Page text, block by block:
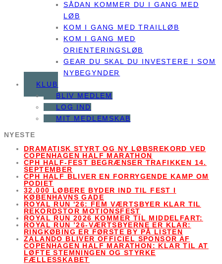
SÅDAN KOMMER DU I GANG MED
LØB
KOM I GANG MED TRAILLØB
KOM I GANG MED
ORIENTERINGSLØB
GEAR DU SKAL DU INVESTERE I SOM
NYBEGYNDER
KLUB
BLIV MEDLEM
LOG IND
MIT MEDLEMSKAB
NYESTE
DRAMATISK STYRT OG NY LØBSREKORD VED
COPENHAGEN HALF MARATHON
CPH HALF-FEST BEGRÆNSER TRAFIKKEN 14.
SEPTEMBER
CPH HALF BLIVER EN FORRYGENDE KAMP OM
PODIET
32.000 LØBERE BYDER IND TIL FEST I
KØBENHAVNS GADE
ROYAL RUN '26: FEM VÆRTSBYER KLAR TIL
REKORDSTOR MOTIONSFEST
ROYAL RUN 2026 KOMMER TIL MIDDELFART:
ROYAL RUN ’26-VÆRTSBYERNE ER KLAR:
RINGKØBING ER FØRSTE BY PÅ LISTEN
ZALANDO BLIVER OFFICIEL SPONSOR AF
COPENHAGEN HALF MARATHON: KLAR TIL AT
LØFTE STEMNINGEN OG STYRKE
FÆLLESSKABET